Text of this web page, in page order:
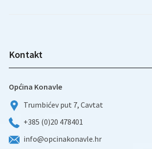
Kontakt
Općina Konavle
Trumbićev put 7, Cavtat
+385 (0)20 478401
info@opcinakonavle.hr